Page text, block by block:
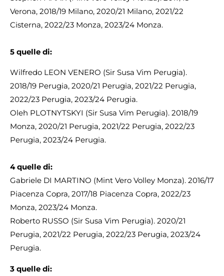
Verona, 2018/19 Milano, 2020/21 Milano, 2021/22
Cisterna, 2022/23 Monza, 2023/24 Monza.
5 quelle di:
Wilfredo LEON VENERO (Sir Susa Vim Perugia).
2018/19 Perugia, 2020/21 Perugia, 2021/22 Perugia,
2022/23 Perugia, 2023/24 Perugia.
Oleh PLOTNYTSKYI (Sir Susa Vim Perugia). 2018/19
Monza, 2020/21 Perugia, 2021/22 Perugia, 2022/23
Perugia, 2023/24 Perugia.
4 quelle di:
Gabriele DI MARTINO (Mint Vero Volley Monza). 2016/17
Piacenza Copra, 2017/18 Piacenza Copra, 2022/23
Monza, 2023/24 Monza.
Roberto RUSSO (Sir Susa Vim Perugia). 2020/21
Perugia, 2021/22 Perugia, 2022/23 Perugia, 2023/24
Perugia.
3 quelle di: